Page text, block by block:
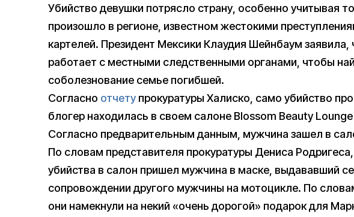
Убийство девушки потрясло страну, особенно учитывая
произошло в регионе, известном жестокими
картелей. Президент Мексики Клаудия Шейнбаум заявила,
работает с местными следственными органами, чтобы
соболезнование семье погибшей.
Согласно отчету прокуратуры Халиско, само убийство
блогер находилась в своем салоне Blossom Beauty
Согласно предварительным данным, мужчина зашел в
По словам представителя прокуратуры Дениса
убийства в салон пришел мужчина в маске, выдававший
сопровождении другого мужчины на мотоцикле. По
они намекнули на некий «очень дорогой» подарок для